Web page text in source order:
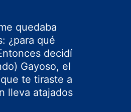
quedaba
¿para qué
decidí
Gayoso, el
te tiraste a
lleva atajados